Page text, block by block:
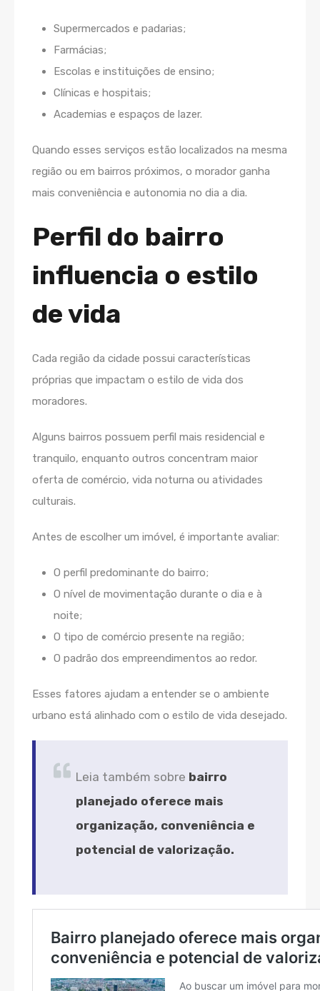
Supermercados e padarias;
Farmácias;
Escolas e instituições de ensino;
Clínicas e hospitais;
Academias e espaços de lazer.
Quando esses serviços estão localizados na mesma
região ou em bairros próximos, o morador ganha
mais conveniência e autonomia no dia a dia.
Perfil do bairro
influencia o estilo
de vida
Cada região da cidade possui características
próprias que impactam o estilo de vida dos
moradores.
Alguns bairros possuem perfil mais residencial e
tranquilo, enquanto outros concentram maior
oferta de comércio, vida noturna ou atividades
culturais.
Antes de escolher um imóvel, é importante avaliar:
O perfil predominante do bairro;
O nível de movimentação durante o dia e à
noite;
O tipo de comércio presente na região;
O padrão dos empreendimentos ao redor.
Esses fatores ajudam a entender se o ambiente
urbano está alinhado com o estilo de vida desejado.
Leia também sobre bairro
planejado oferece mais
organização, conveniência e
potencial de valorização.